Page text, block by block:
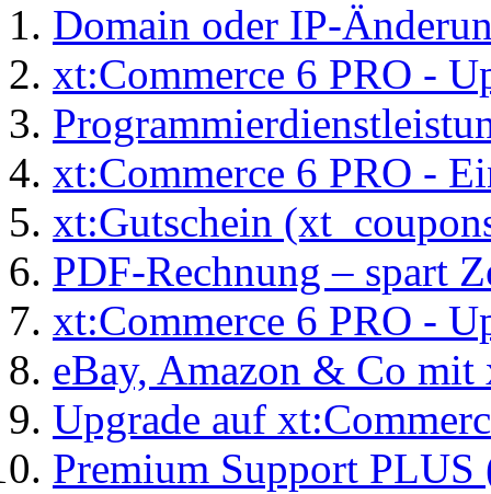
Domain oder IP-
xt:Commerce 6 PRO -
xt:Commerce 6 PRO -
xt:Gutschein
PDF-Rechnung – spart
xt:Commerce 6 PRO -
eBay, Amazon & Co
Upgrade auf
Premium Support